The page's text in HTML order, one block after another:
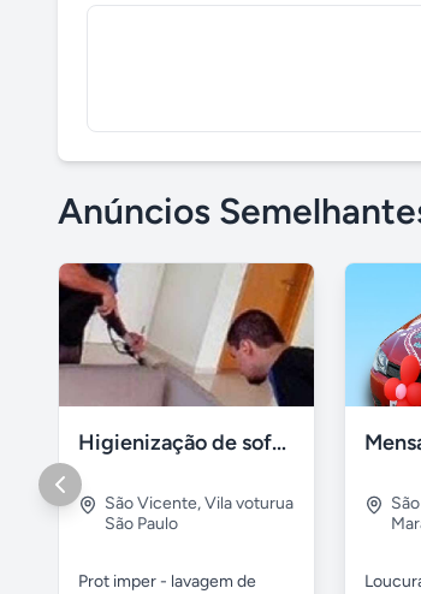
Anúncios
Higienização de sofá, lavagem de colchão
São Vicente,Vila voturua
São Paulo
Prot imper - lavagem de